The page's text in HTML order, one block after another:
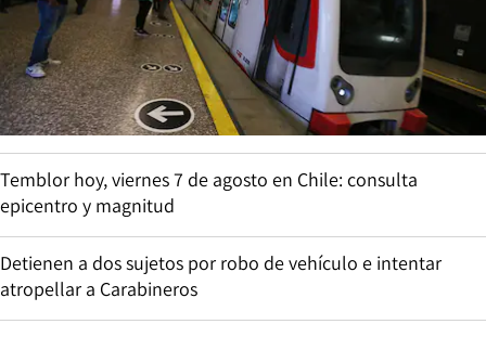
Temblor hoy, viernes 7 de agosto en Chile: consulta
epicentro y magnitud
Detienen a dos sujetos por robo de vehículo e intentar
atropellar a Carabineros